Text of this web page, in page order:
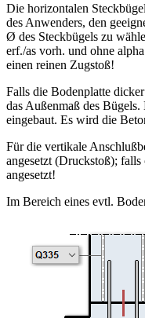
Die horizontalen
des Anwenders, den
Ø des Steckbügels zu
erf./as vorh. und ohne
einen reinen Zugstoß!
Falls die Bodenplatte
das Außenmaß des
eingebaut. Es wird die
Für die vertikale
angesetzt (Druckstoß);
angesetzt!
Im Bereich eines evtl.